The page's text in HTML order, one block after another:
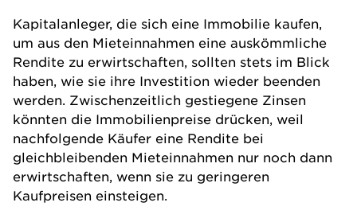
Kapitalanleger, die sich eine Immobilie kaufen,
um aus den Mieteinnahmen eine auskömmliche
Rendite zu erwirtschaften, sollten stets im Blick
haben, wie sie ihre Investition wieder beenden
werden. Zwischenzeitlich gestiegene Zinsen
könnten die Immobilienpreise drücken, weil
nachfolgende Käufer eine Rendite bei
gleichbleibenden Mieteinnahmen nur noch dann
erwirtschaften, wenn sie zu geringeren
Kaufpreisen einsteigen.